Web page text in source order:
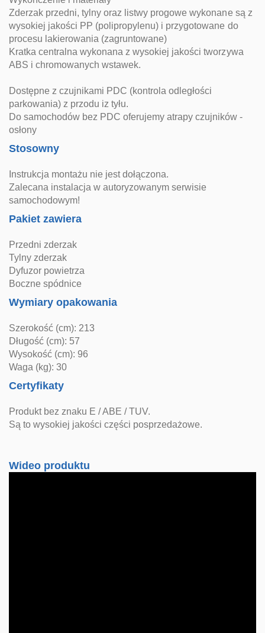
Zderzak przedni, tylny oraz listwy progowe wykonane są z
wysokiej jakości PP (polipropylenu) i przygotowane do
procesu lakierowania (zagruntowane)
Kratka centralna wykonana z wysokiej jakości tworzywa
ABS i chromowanych wstawek.
Dostępne z czujnikami PDC (kontrola odległości
parkowania) z przodu iz tyłu.
Do samochodów bez PDC oferujemy atrapy czujników -
osłony
Stosowny
Instrukcja montażu nie jest dołączona.
Zalecana instalacja w autoryzowanym serwisie
samochodowym!
Pakiet zawiera
Przedni zderzak
Tylny zderzak
Dyfuzor powietrza
Boczne spódnice
Wymiary opakowania
Szerokość (cm): 213
Długość (cm): 57
Wysokość (cm): 96
Waga (kg): 30
Certyfikaty
Produkt bez znaku E / ABE / TUV.
Są to wysokiej jakości części posprzedażowe.
Wideo produktu